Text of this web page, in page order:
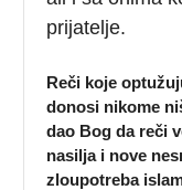
prijatelje.
Reči koje
donosi nikome
dao Bog da reči
nasilja i nove
zloupotreba